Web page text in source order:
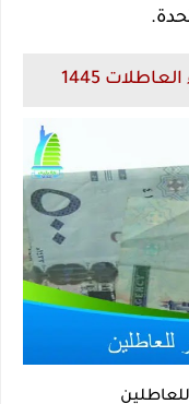
1445